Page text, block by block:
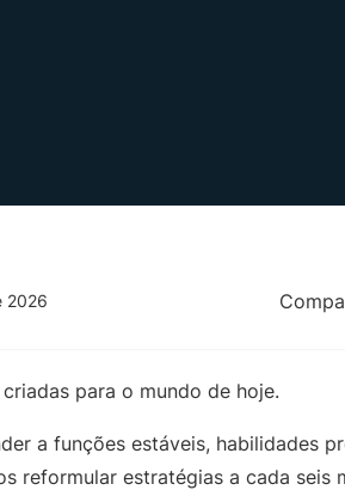
2026
para o mundo de hoje.
a funções estáveis, habilidades
reformular estratégias a cada seis